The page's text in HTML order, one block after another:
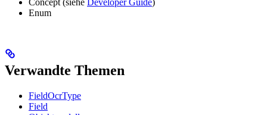
Concept (siehe Developer Guide)
Enum
Verwandte Themen
FieldOcrType
Field